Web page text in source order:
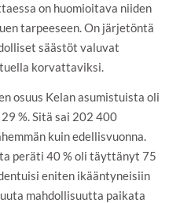
on huomioitava niiden
tarpeeseen. On järjetöntä
säästöt valuvat
korvattaviksi.
osuus Kelan asumistuista oli
%. Sitä sai 202 400
kuin edellisvuonna.
peräti 40 % oli täyttänyt 75
eniten ikääntyneisiin
mahdollisuutta paikata